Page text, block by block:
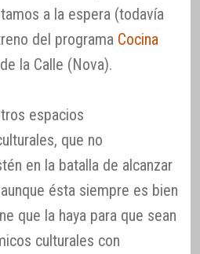
a la espera (todavía
del programa Cocina
la Calle (Nova).
espacios
que no
en la batalla de alcanzar
ésta siempre es bien
que la haya para que sean
culturales con